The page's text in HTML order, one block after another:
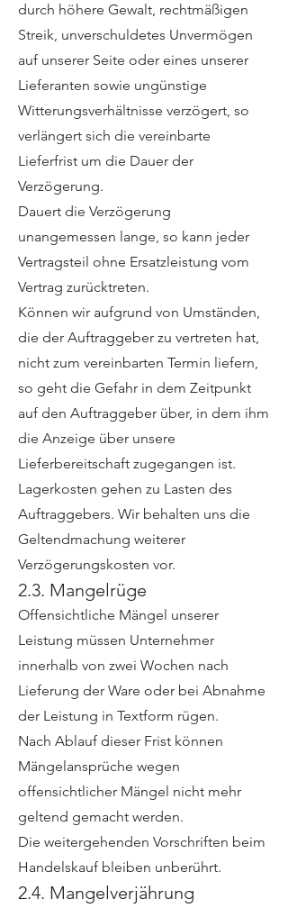
durch höhere Gewalt, rechtmäßigen
Streik, unverschuldetes Unvermögen
auf unserer Seite oder eines unserer
Lieferanten sowie ungünstige
Witterungsverhältnisse verzögert, so
verlängert sich die vereinbarte
Lieferfrist um die Dauer der
Verzögerung.
Dauert die Verzögerung
unangemessen lange, so kann jeder
Vertragsteil ohne Ersatzleistung vom
Vertrag zurücktreten.
Können wir aufgrund von Umständen,
die der Auftraggeber zu vertreten hat,
nicht zum vereinbarten Termin liefern,
so geht die Gefahr in dem Zeitpunkt
auf den Auftraggeber über, in dem ihm
die Anzeige über unsere
Lieferbereitschaft zugegangen ist.
Lagerkosten gehen zu Lasten des
Auftraggebers. Wir behalten uns die
Geltendmachung weiterer
Verzögerungskosten vor.
2.3. Mangelrüge
Offensichtliche Mängel unserer
Leistung müssen Unternehmer
innerhalb von zwei Wochen nach
Lieferung der Ware oder bei Abnahme
der Leistung in Textform rügen.
Nach Ablauf dieser Frist können
Mängelansprüche wegen
offensichtlicher Mängel nicht mehr
geltend gemacht werden.
Die weitergehenden Vorschriften beim
Handelskauf bleiben unberührt.
2.4. Mangelverjährung